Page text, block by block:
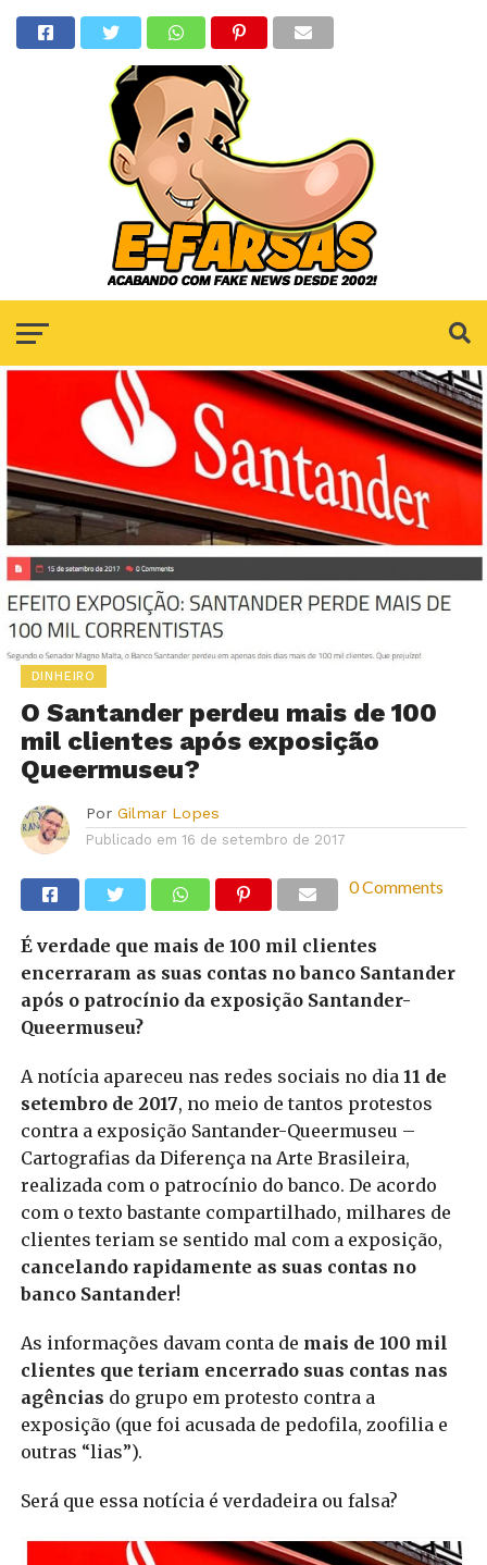
DINHEIRO
O Santander perdeu mais de 100
mil clientes após exposição
Queermuseu?
Por Gilmar Lopes
Publicado em 16 de setembro de 2017
0 Comments
É verdade que mais de 100 mil clientes
encerraram as suas contas no banco Santander
após o patrocínio da exposição Santander-
Queermuseu?
A notícia apareceu nas redes sociais no dia 11 de
setembro de 2017, no meio de tantos protestos
contra a exposição Santander-Queermuseu –
Cartografias da Diferença na Arte Brasileira,
realizada com o patrocínio do banco. De acordo
com o texto bastante compartilhado, milhares de
clientes teriam se sentido mal com a exposição,
cancelando rapidamente as suas contas no
banco Santander!
As informações davam conta de mais de 100 mil
clientes que teriam encerrado suas contas nas
agências do grupo em protesto contra a
exposição (que foi acusada de pedofila, zoofilia e
outras “lias”).
Será que essa notícia é verdadeira ou falsa?